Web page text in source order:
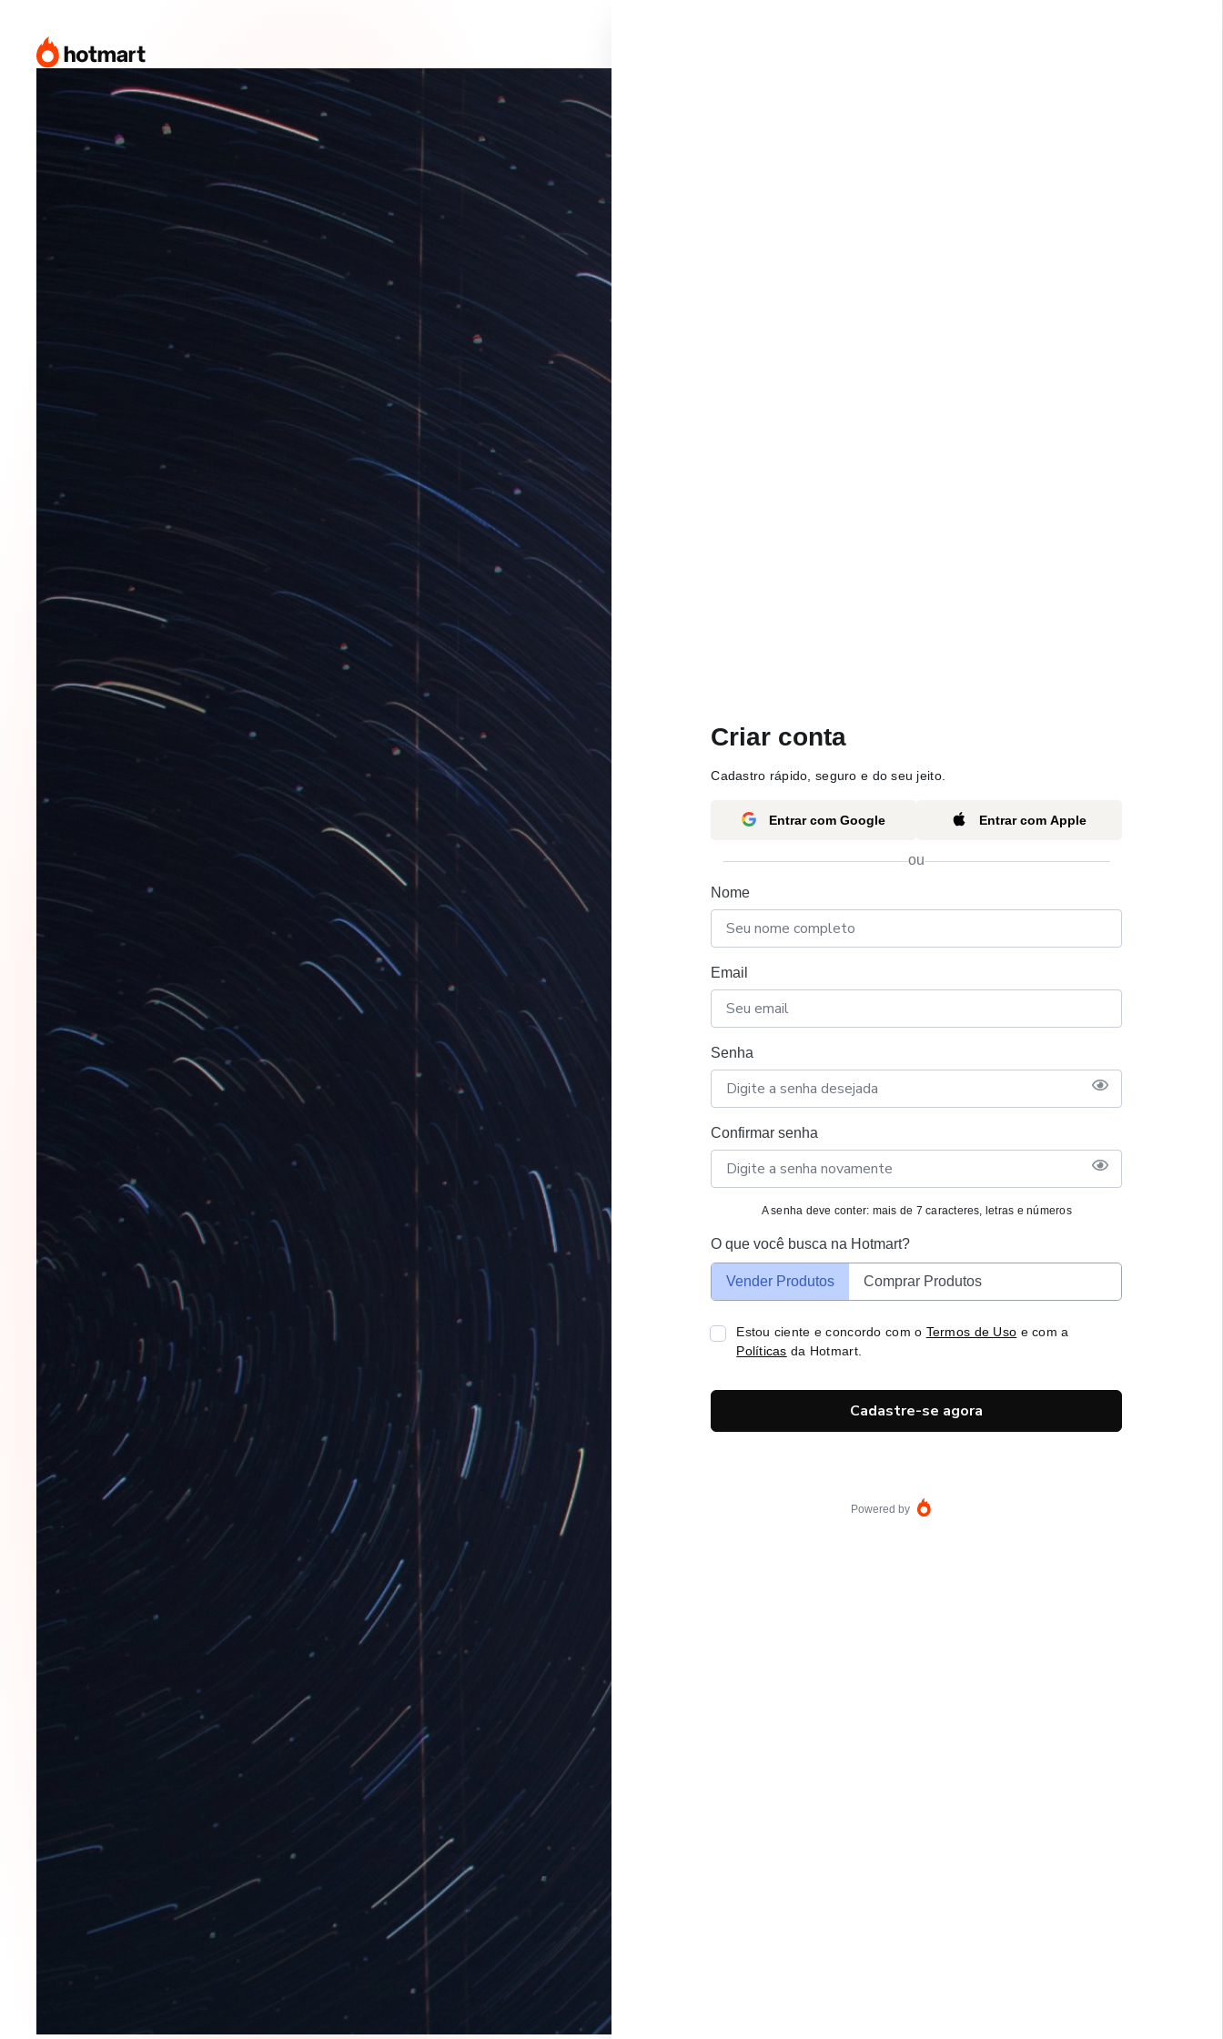
Criar conta
Cadastro rápido, seguro e do seu jeito.
Entrar com Google Entrar com Apple
ou
Nome
Email
Senha
Confirmar senha
A senha deve conter: mais de 7 caracteres, letras e números
O que você busca na Hotmart?
Vender Produtos Comprar Produtos
Estou ciente e concordo com o Termos de Uso e com a
Políticas da Hotmart.
Cadastre-se agora
Powered by